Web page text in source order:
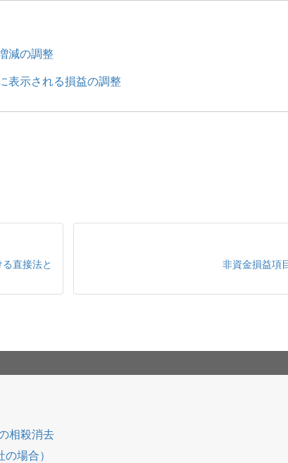
減の調整
表示される損益の調整
直接法と
非資金損益項
相殺消去
場合）